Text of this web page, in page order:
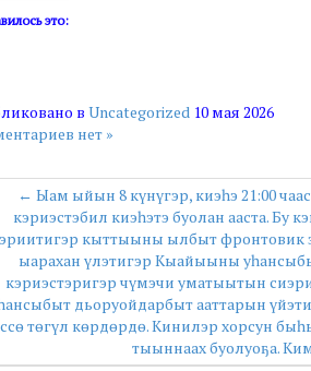
это:
в Uncategorized 10 мая 2026
нет »
← Ыам ыйын 8 күнүгэр, киэһэ 21:00
кэриэстэбил киэһэтэ буолан ааста. Бу
кыттыыны ылбыт фронтовик
ыарахан үлэтигэр Кыайыыны
кэриэстэригэр чүмэчи уматыытын
дьоруойдарбыт ааттарын
төгүл көрдөрдө. Кинилэр хорсун
тыыннаах буолуоҕа.